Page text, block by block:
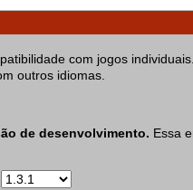
com jogos
outros idiomas.
de desenvolvimento. Essa